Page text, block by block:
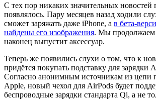
С тех пор никаких значительных новостей
появлялось. Пару месяцев назад ходили
сможет заряжать даже iPhone, а в бета-
найдены его изображения. Мы продолжаем
наконец выпустит аксессуар.
Теперь же появились слухи о том, что к
придётся покупать подставку для зарядки
Согласно анонимным источникам из цепи
Apple, новый чехол для AirPods будет
беспроводные зарядки стандарта Qi, а не